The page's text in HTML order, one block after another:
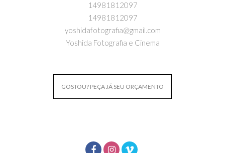
14981812097
14981812097
yoshidafotografia@gmail.com
Yoshida Fotografia e Cinema
GOSTOU? PEÇA JÁ SEU ORÇAMENTO